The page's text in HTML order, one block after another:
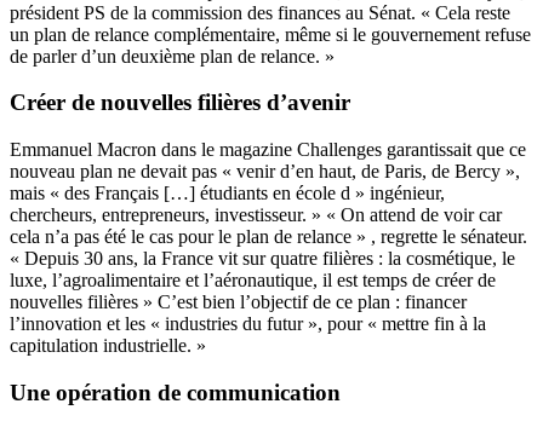
président PS de la commission des finances au Sénat. « Cela reste
un plan de relance complémentaire, même si le gouvernement refuse
de parler d’un deuxième plan de relance. »
Créer de nouvelles filières d’avenir
Emmanuel Macron dans le magazine Challenges garantissait que ce
nouveau plan ne devait pas « venir d’en haut, de Paris, de Bercy »,
mais « des Français […] étudiants en école d » ingénieur,
chercheurs, entrepreneurs, investisseur. » « On attend de voir car
cela n’a pas été le cas pour le plan de relance » , regrette le sénateur.
« Depuis 30 ans, la France vit sur quatre filières : la cosmétique, le
luxe, l’agroalimentaire et l’aéronautique, il est temps de créer de
nouvelles filières » C’est bien l’objectif de ce plan : financer
l’innovation et les « industries du futur », pour « mettre fin à la
capitulation industrielle. »
Une opération de communication